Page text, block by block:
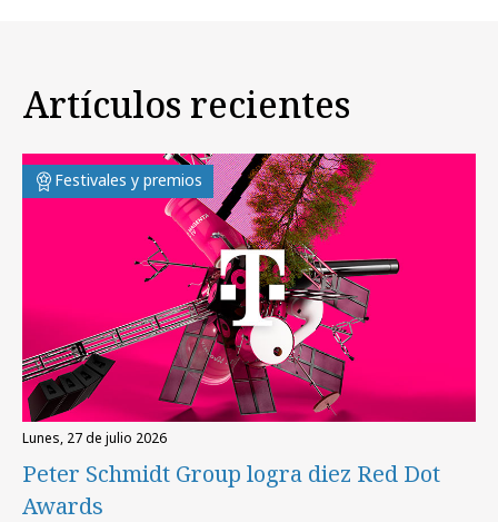
Artículos recientes
Festivales y premios
lunes, 27 de julio 2026
Peter Schmidt Group logra diez Red Dot
Awards